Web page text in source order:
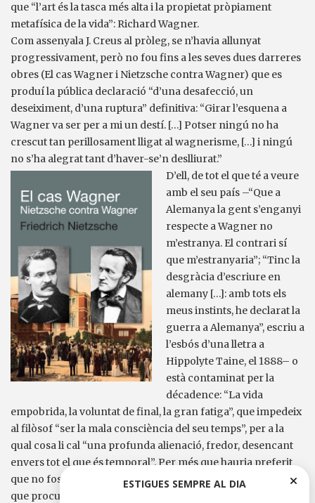
que “l’art és la tasca més alta i la propietat pròpiament
metafísica de la vida”: Richard Wagner.
Com assenyala J. Creus al pròleg, se n’havia allunyat
progressivament, però no fou fins a les seves dues darreres
obres (El cas Wagner i Nietzsche contra Wagner) que es
produí la pública declaració “d’una desafecció, un
deseiximent, d’una ruptura” definitiva: “Girar l’esquena a
Wagner va ser per a mi un destí. […] Potser ningú no ha
crescut tan perillosament lligat al wagnerisme, […] i ningú
no s’ha alegrat tant d’haver-se’n deslliurat.”
D’ell, de tot el que té a veure
amb el seu país –“Que a
Alemanya la gent s’enganyi
respecte a Wagner no
m’estranya. El contrari sí
que m’estranyaria”; “Tinc la
desgràcia d’escriure en
alemany […]: amb tots els
meus instints, he declarat la
guerra a Alemanya”, escriu a
l’esbós d’una lletra a
Hippolyte Taine, el 1888– o
està contaminat per la
décadence: “La vida
empobrida, la voluntat de final, la gran fatiga”, que impedeix
al filòsof “ser la mala consciència del seu temps”, per a la
qual cosa li cal “una profunda alienació, fredor, desencant
envers tot el que és temporal”. Per més que hauria preferit
que no fos així, que no tan sols es mantingués íntegre, sinó
que procurés enlairar-se més i més cada dia –“És el Parsifal
ESTIGUES SEMPRE AL DIA